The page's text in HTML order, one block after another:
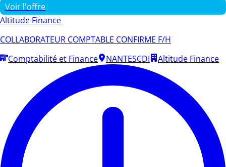
Voir l'offre
Altitude Finance
COLLABORATEUR COMPTABLE CONFIRME F/H
Comptabilité et Finance
NANTESCDI Altitude Finance